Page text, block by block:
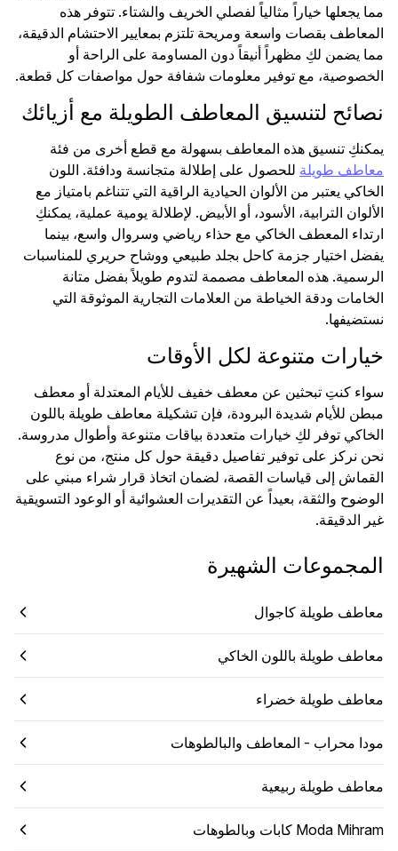
مما يجعلها خياراً مثالياً لفصلي الخريف والشتاء. تتوفر هذه
المعاطف بقصات واسعة ومريحة تلتزم بمعايير الاحتشام الدقيقة،
مما يضمن لكِ مظهراً أنيقاً دون المساومة على الراحة أو
الخصوصية، مع توفير معلومات شفافة حول مواصفات كل قطعة.
نصائح لتنسيق المعاطف الطويلة مع أزيائك
يمكنكِ تنسيق هذه المعاطف بسهولة مع قطع أخرى من فئة
معاطف طويلة للحصول على إطلالة متجانسة ودافئة. اللون
الخاكي يعتبر من الألوان الحيادية الراقية التي تتناغم بامتياز مع
الألوان الترابية، الأسود، أو الأبيض. لإطلالة يومية عملية، يمكنكِ
ارتداء المعطف الخاكي مع حذاء رياضي وسروال واسع، بينما
يفضل اختيار جزمة كاحل بجلد طبيعي ووشاح حريري للمناسبات
الرسمية. هذه المعاطف مصممة لتدوم طويلاً بفضل متانة
الخامات ودقة الخياطة من العلامات التجارية الموثوقة التي
نستضيفها.
خيارات متنوعة لكل الأوقات
سواء كنتِ تبحثين عن معطف خفيف للأيام المعتدلة أو معطف
مبطن للأيام شديدة البرودة، فإن تشكيلة معاطف طويلة باللون
الخاكي توفر لكِ خيارات متعددة بياقات متنوعة وأطوال مدروسة.
نحن نركز على توفير تفاصيل دقيقة حول كل منتج، من نوع
القماش إلى قياسات القصة، لضمان اتخاذ قرار شراء مبني على
الوضوح والثقة، بعيداً عن التقديرات العشوائية أو الوعود التسويقية
غير الدقيقة.
المجموعات الشهيرة
معاطف طويلة كاجوال
معاطف طويلة باللون الخاكي
معاطف طويلة خضراء
مودا محراب - المعاطف والبالطوهات
معاطف طويلة ربيعية
Moda Mihram كابات وبالطوهات